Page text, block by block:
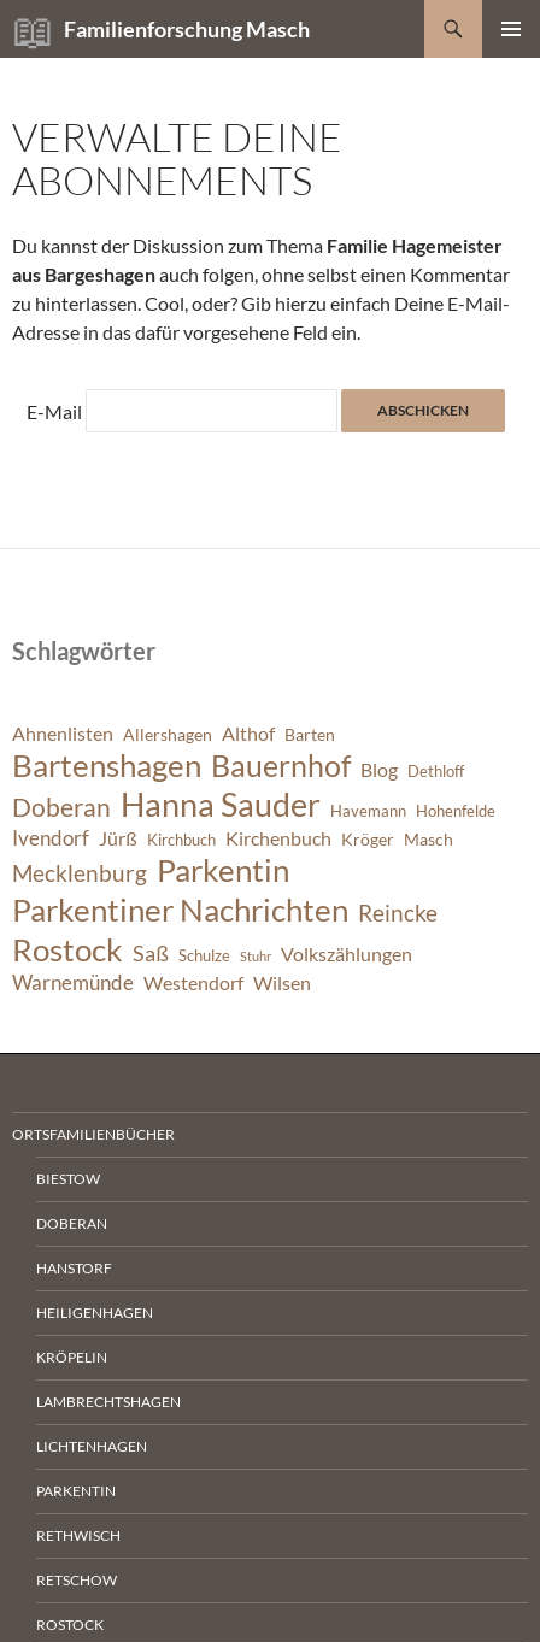
Zum
Inhalt
Familienforschung Masch
Suchen
VERWALTE DEINE
ABONNEMENTS
Du kannst der Diskussion zum Thema Familie Hagemeister
aus Bargeshagenauch folgen, ohne selbst einen Kommentar
zu hinterlassen. Cool, oder? Gib hierzu einfach Deine E-Mail-
Adresse in das dafür vorgesehene Feld ein.
E-Mail
Schlagwörter
Ahnenlisten Allershagen Althof Barten
Bartenshagen Bauernhof Blog Dethloff
Doberan Hanna Sauder Havemann Hohenfelde
Ivendorf Jürß Kirchbuch Kirchenbuch Kröger Masch
Mecklenburg Parkentin
Parkentiner Nachrichten Reincke
Rostock Saß Schulze Stuhr Volkszählungen
Warnemünde Westendorf Wilsen
ORTSFAMILIENBÜCHER
BIESTOW
DOBERAN
HANSTORF
HEILIGENHAGEN
KRÖPELIN
LAMBRECHTSHAGEN
LICHTENHAGEN
PARKENTIN
RETHWISCH
RETSCHOW
ROSTOCK